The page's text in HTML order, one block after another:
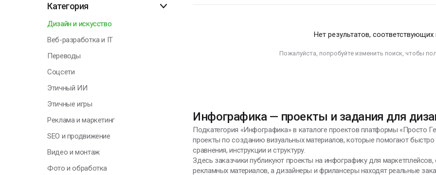
Категория
Дизайн и искусство
Веб-разработка и IT
Переводы
Соцсети
Этичный ИИ
Этичные игры
Реклама и маркетинг
SEO и продвижение
Видео и монтаж
Фото и обработка
Вдохновение -
это умение
приводить себя в
рабочее состояние
Нет результатов,
Пожалуйста, попробуйте изменить поиск, чтобы
Инфографика — проекты и задания для
Подкатегория «Инфографика» в каталоге проектов платформы «Просто
проекты по созданию визуальных материалов, которые помогают
сравнения, инструкции и структуру.
Здесь заказчики публикуют проекты на инфографику для маркетплейсов,
рекламных материалов, а дизайнеры и фрилансеры находят реальные